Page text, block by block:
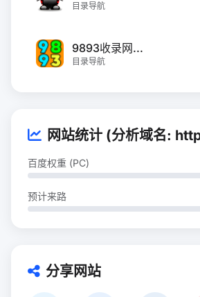
目录导航
9893收录网...
目录导航
网站统计 (分析域名:
百度权重 (PC)
预计来路
分享网站